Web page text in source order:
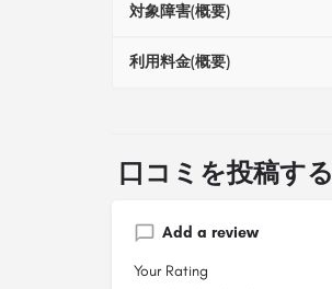
対象障害(概要)
利用料金(概要)
口コミを投稿する
Add a review
Your Rating